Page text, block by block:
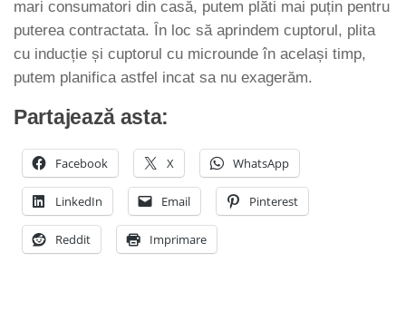
mari consumatori din casă, putem plăti mai puțin pentru
puterea contractata. În loc să aprindem cuptorul, plita
cu inducție și cuptorul cu microunde în același timp,
putem planifica astfel incat sa nu exagerăm.
Partajează asta:
Facebook X WhatsApp
LinkedIn Email Pinterest
Reddit Imprimare